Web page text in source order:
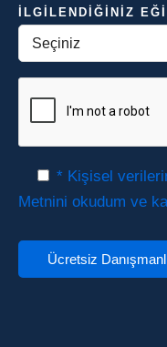
İLGILENDIĞINIZ
* Kişisel
Metnini okudum ve